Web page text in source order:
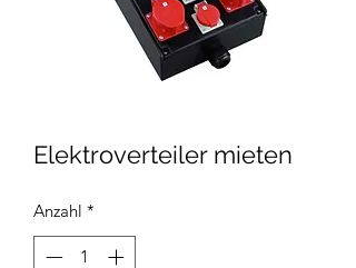
Elektroverteiler mieten
Anzahl *